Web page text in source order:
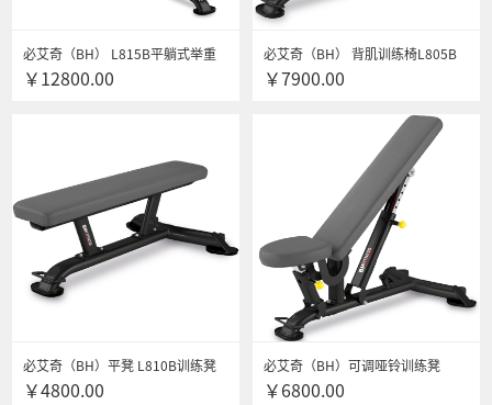
必艾奇（BH） L815B平躺式举重
架多功能力量综合训练器健身器材
￥12800.00
必艾奇（BH） 背肌训练椅L805B
进口商用多功能 力量综合训练器健
￥7900.00
必艾奇（BH）平凳 L810B训练凳
进口商用多功能 力量综合训练器 健
￥4800.00
必艾奇（BH）可调哑铃训练凳
L825BB进口商用多功能力量综合
￥6800.00